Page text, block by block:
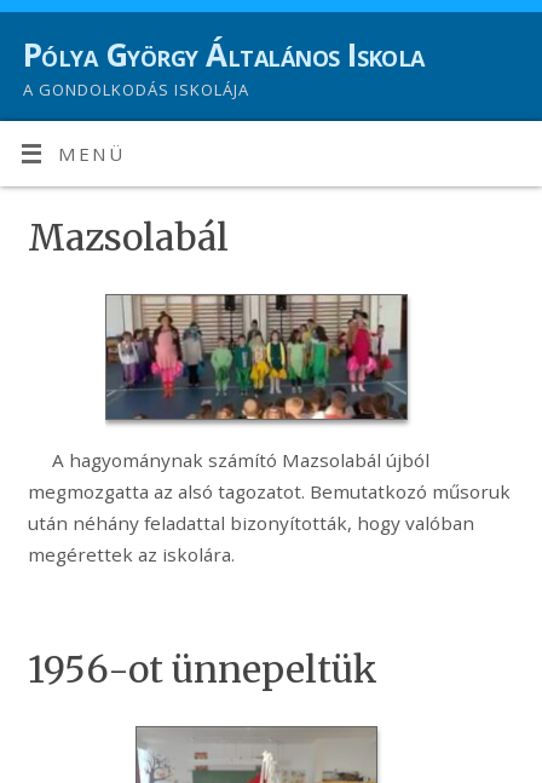
Pólya György Általános Iskola
A GONDOLKODÁS ISKOLÁJA
MENÜ
Mazsolabál
A hagyománynak számító Mazsolabál újból
megmozgatta az alsó tagozatot. Bemutatkozó műsoruk
után néhány feladattal bizonyították, hogy valóban
megérettek az iskolára.
1956-ot ünnepeltük